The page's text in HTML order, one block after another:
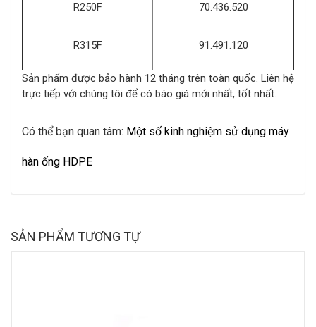
R250F 70.436.520
R315F 91.491.120
Sản phẩm được bảo hành 12 tháng trên toàn quốc. Liên hệ
trực tiếp với chúng tôi để có báo giá mới nhất, tốt nhất.
Có thể bạn quan tâm: Một số kinh nghiệm sử dụng máy
hàn ống HDPE
SẢN PHẨM TƯƠNG TỰ